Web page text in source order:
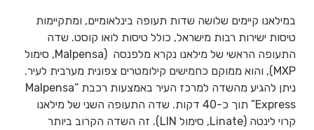
במילאנו קיימים שלושה שדות תעופה בינלאומיים, ומתקיימות
טיסות ישירות רבות מישראל, כולל טיסות לואו קוסט. שדה
התעופה הראשי של מילאנו נקרא מלפנסה (Malpensa, סימול
MXP), והוא ממוקם כחמישים קילומטרים צפונית מערבית לעיר.
ניתן להגיע מהשדה למרכז העיר באמצעות רכבת “Malpensa
Express” תוך כ-40 דקות. שדה התעופה השני של מילאנו
קרוי לינטה (Linate, סימול LIN). זה השדה הקרוב ביותר